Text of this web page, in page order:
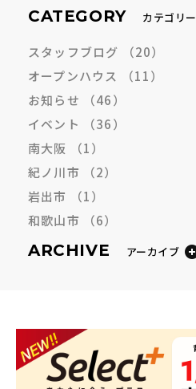
CATEGORY カテゴリー
スタッフブログ （20）
オープンハウス
（11）
お知らせ （46）
イベント
（36）
南大阪
（1）
紀ノ川市 （2）
岩出市
（1）
和歌山市 （6）
ARCHIVE アーカイブ